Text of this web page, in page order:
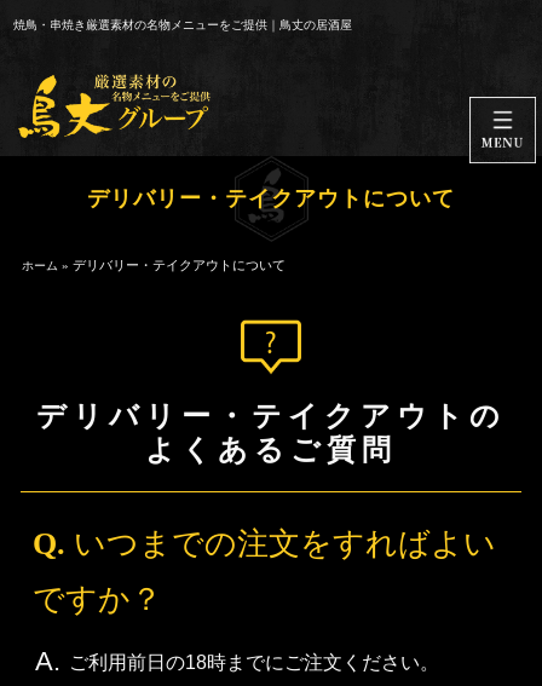
焼鳥・串焼き厳選素材の名物メニューをご提供｜鳥丈の居酒屋
デリバリー・テイクアウトについて
ホーム » デリバリー・テイクアウトについて
デリバリー・テイクアウトの
よくあるご質問
Q. いつまでの注文をすればよい
ですか？
A. ご利用前日の18時までにご注文ください。